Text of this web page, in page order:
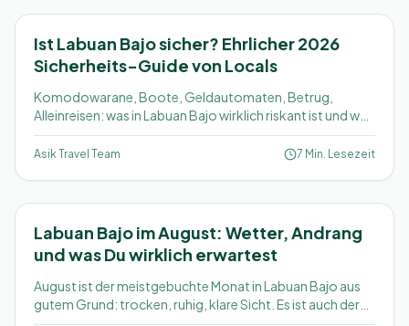
Ist Labuan Bajo sicher? Ehrlicher 2026
Sicherheits-Guide von Locals
Komodowarane, Boote, Geldautomaten, Betrug,
Alleinreisen: was in Labuan Bajo wirklich riskant ist und was
übertrieben wird. Klartext von Locals.
Asik Travel Team 7 Min. Lesezeit
Labuan Bajo im August: Wetter, Andrang
und was Du wirklich erwartest
August ist der meistgebuchte Monat in Labuan Bajo aus
gutem Grund: trocken, ruhig, klare Sicht. Es ist auch der
vollste und teuerste Monat. Was das wirklich für Deine